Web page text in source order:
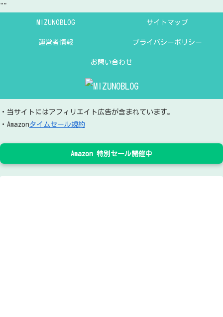
""
MIZUNOBLOG サイトマップ
運営者情報 プライバシーポリシー
お問い合わせ
・当サイトにはアフィリエイト広告が含まれています。
・Amazonタイムセール規約
Amazon 特別セール開催中